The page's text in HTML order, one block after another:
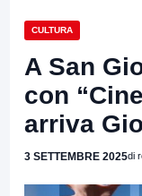
CULTURA
A San
con
arriva
3 SETTEMBRE 2025di